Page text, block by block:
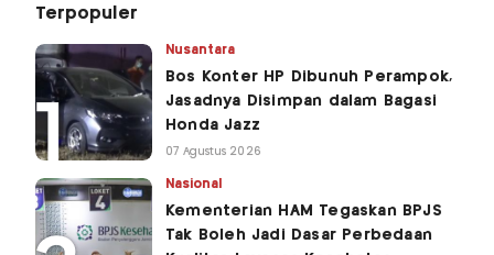
Terpopuler
Nusantara
Bos Konter HP Dibunuh Perampok,
Jasadnya Disimpan dalam Bagasi
Honda Jazz
07 Agustus 2026
Nasional
Kementerian HAM Tegaskan BPJS
Tak Boleh Jadi Dasar Perbedaan